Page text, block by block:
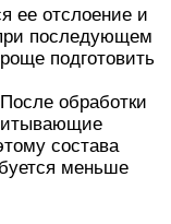
ее отслоение и
последующем
подготовить
обработки
состава
меньше